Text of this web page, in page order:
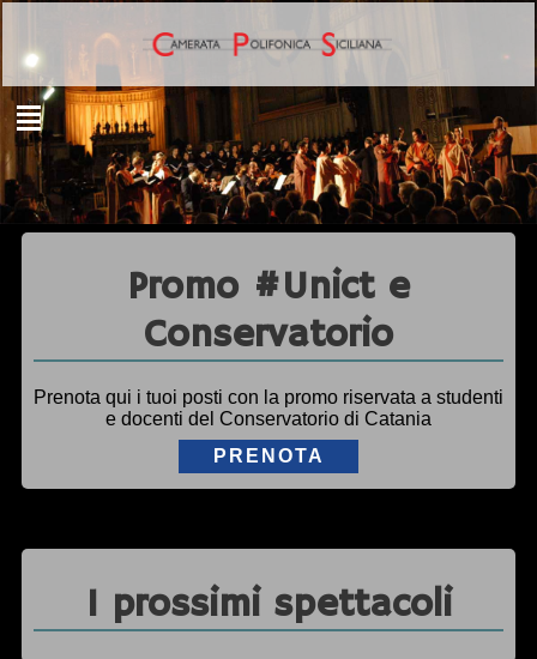
Promo #Unict e
Conservatorio
Prenota qui i tuoi posti con la promo riservata a studenti
e docenti del Conservatorio di Catania
PRENOTA
I prossimi spettacoli